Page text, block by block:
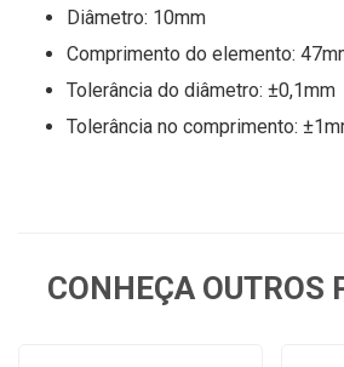
Diâmetro: 10mm
Comprimento do elemento:
Tolerância do diâmetro: ±0,1mm
Tolerância no comprimento:
CONHEÇA OUTROS